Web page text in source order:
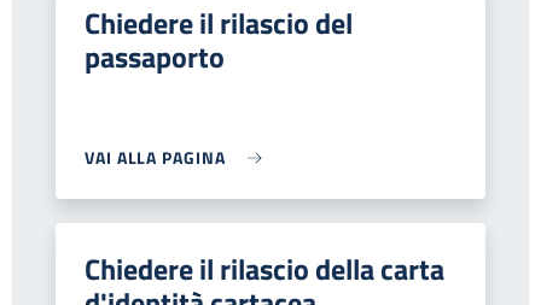
Chiedere il rilascio del
passaporto
VAI ALLA PAGINA
Chiedere il rilascio della carta